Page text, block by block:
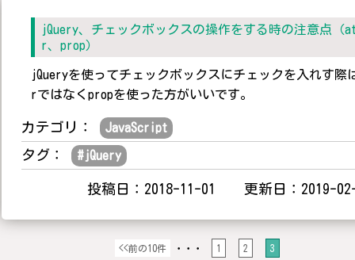
jQuery、チェックボックスの操作をする時の注意点（
r、prop）
jQueryを使ってチェックボックスにチェックを入れす際
rではなくpropを使った方がいいです。
カテゴリ： JavaScript
タグ： #jQuery
投稿日：2018-11-01 更新日：2019-
<<前の10件 ・・・ 1 2 3